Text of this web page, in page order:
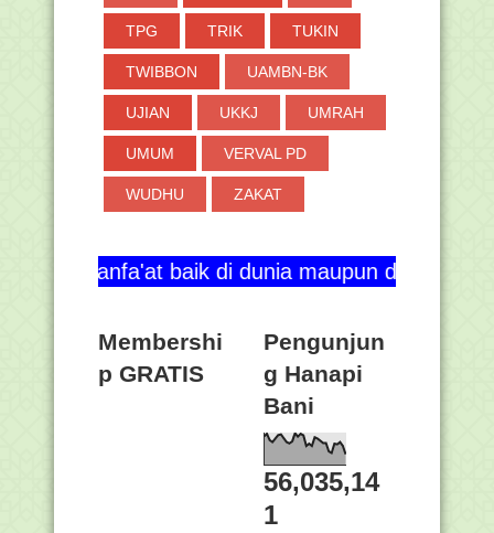
TPG TRIK TUKIN
TWIBBON UAMBN-BK
UJIAN UKKJ UMRAH
UMUM VERVAL PD
WUDHU ZAKAT
baik di dunia maupun di akhirat. Aamiin
Membershi
p GRATIS
Pengunjun
g Hanapi
Bani
56,035,14
1